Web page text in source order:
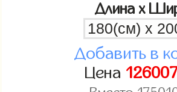
Длина x
Добавить в
Цена